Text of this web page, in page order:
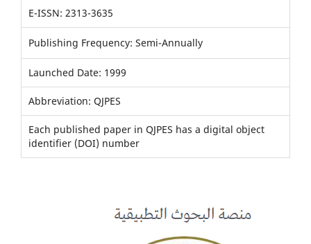
E-ISSN: 2313-3635
Publishing Frequency: Semi-Annually
Launched Date: 1999
Abbreviation: QJPES
Each published paper in QJPES has a digital object
identifier (DOI) number